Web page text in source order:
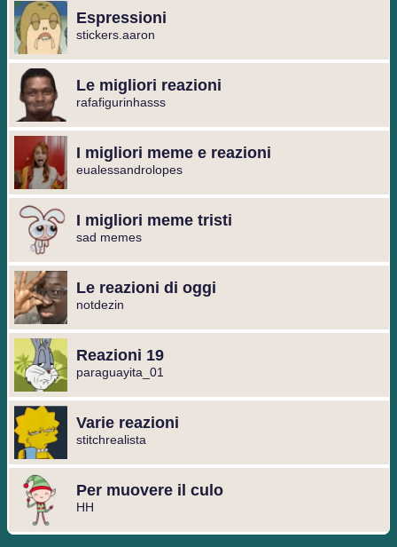
Espressioni
stickers.aaron
Le migliori reazioni
rafafigurinhasss
I migliori meme e reazioni
eualessandrolopes
I migliori meme tristi
sad memes
Le reazioni di oggi
notdezin
Reazioni 19
paraguayita_01
Varie reazioni
stitchrealista
Per muovere il culo
HH